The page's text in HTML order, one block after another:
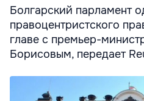
Болгарский парламент
правоцентристского
главе с премьер-
Борисовым, передает